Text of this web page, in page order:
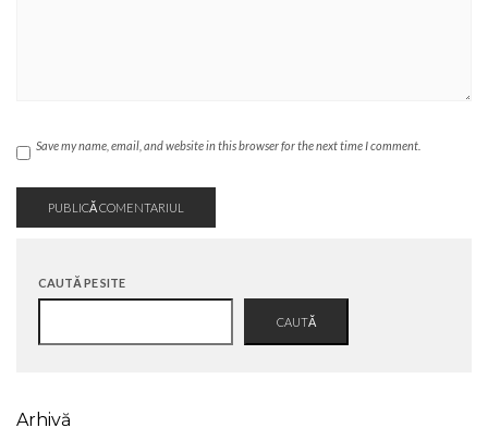
Save my name, email, and website in this browser for the next time I comment.
CAUTĂ PE SITE
CAUTĂ
Arhivă